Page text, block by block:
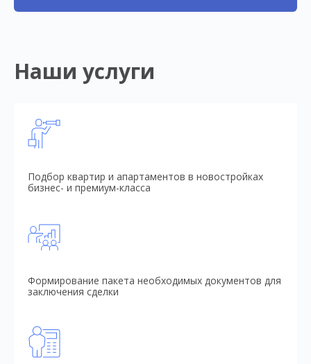
Наши услуги
Подбор квартир и апартаментов в новостройках
бизнес- и премиум-класса
Формирование пакета необходимых документов для
заключения сделки